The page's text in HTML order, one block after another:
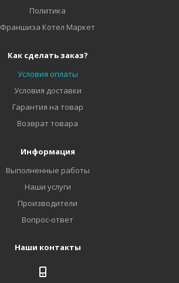
Политика
Франшиза Котел Маркет
Как сделать заказ?
Условия оплаты
Условия доставки
Гарантия на товар
Возврат товара
Информация
Выполненные работы
Наши услуги
Производители
Вопрос-ответ
Наши контакты